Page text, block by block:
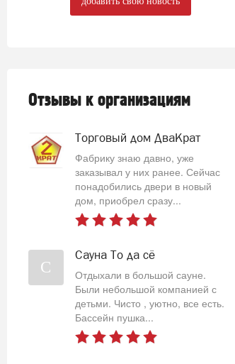
Отзывы к организациям
Торговый дом ДваКрат
Фабрику знаю давно, уже
заказывал у них ранее. Сейчас
понадобились двери в новый
дом, приобрел сразу...
С
Сауна То да сё
Отдыхали в большой сауне.
Были небольшой компанией с
детьми. Чисто , уютно, все есть.
Бассейн пушка...